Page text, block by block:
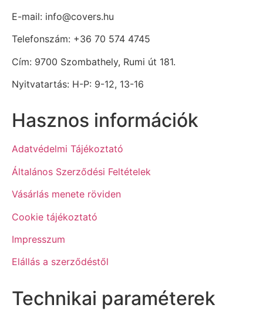
E-mail: info@covers.hu
Telefonszám: +36 70 574 4745
Cím: 9700 Szombathely, Rumi út 181.
Nyitvatartás: H-P: 9-12, 13-16
Hasznos információk
Adatvédelmi Tájékoztató
Általános Szerződési Feltételek
Vásárlás menete röviden
Cookie tájékoztató
Impresszum
Elállás a szerződéstől
Technikai paraméterek